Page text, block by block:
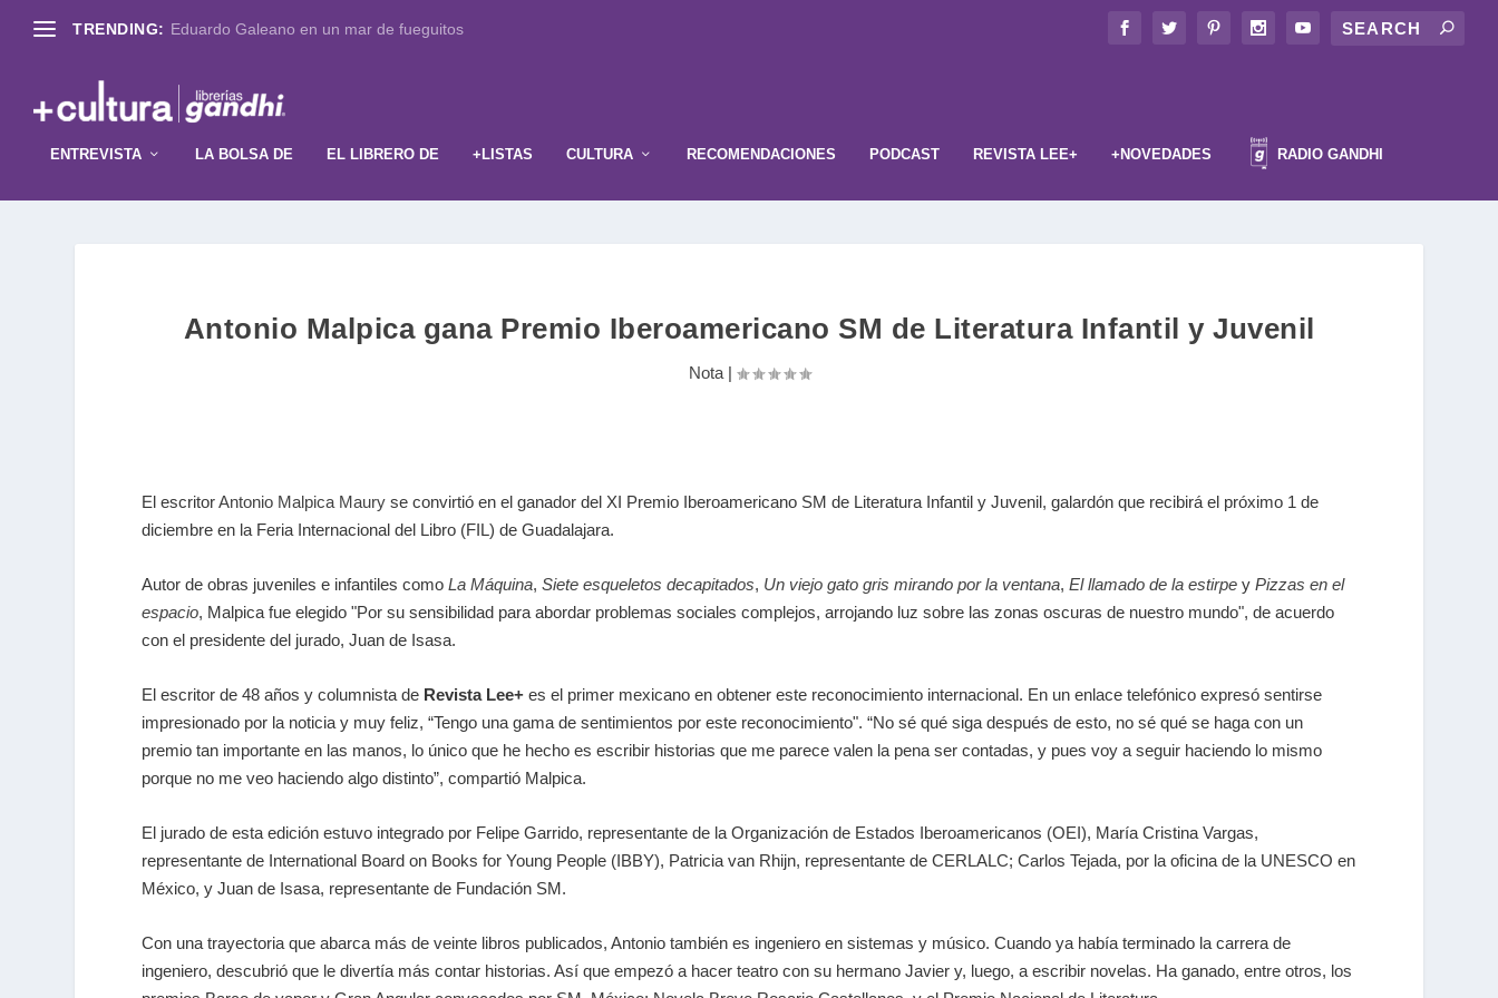
TRENDING: Eduardo Galeano en un mar de fueguitos
ENTREVISTA LA BOLSA DE EL LIBRERO DE +LISTAS CULTURA RECOMENDACIONES PODCAST REVISTA LEE+ +NOVEDADES RADIO GANDHI
Antonio Malpica gana Premio Iberoamericano SM de Literatura Infantil y Juvenil
Nota|
El escritorAntonio Malpica Maury se convirtió en el ganador del XI Premio Iberoamericano SM de Literatura Infantil y Juvenil, galardón que recibirá el próximo 1 de
diciembre en la Feria Internacional del Libro (FIL) de Guadalajara.
Autor de obras juveniles e infantiles comoLa Máquina,Siete esqueletos decapitados, Un viejo gato gris mirando por la ventana,El llamado de la estirpe yPizzas en el
espacio, Malpica fue elegido "Por su sensibilidad para abordar problemas sociales complejos, arrojando luz sobre las zonas oscuras de nuestro mundo", de acuerdo
con el presidente del jurado, Juan de Isasa.
El escritor de 48 años y columnista de Revista Lee+ es el primer mexicano en obtener este reconocimiento internacional. En un enlace telefónico expresó sentirse
impresionado por la noticia y muy feliz, “Tengo una gama de sentimientos por este reconocimiento".“No sé qué siga después de esto, no sé qué se haga con un
premio tan importante en las manos, lo único que he hecho es escribir historias que me parece valen la pena ser contadas, y pues voy a seguir haciendo lo mismo
porque no me veo haciendo algo distinto”, compartió Malpica.
El jurado de esta edición estuvo integrado por Felipe Garrido, representante de la Organización de Estados Iberoamericanos (OEI), María Cristina Vargas,
representante de International Board on Books for Young People (IBBY), Patricia van Rhijn, representante de CERLALC; Carlos Tejada, por la oficina de la UNESCO en
México, y Juan de Isasa, representante de Fundación SM.
Con una trayectoria que abarca más de veinte libros publicados, Antonio también es ingeniero en sistemas y músico. Cuando ya había terminado la carrera de
ingeniero, descubrió que le divertía más contar historias. Así que empezó a hacer teatro con su hermano Javier y, luego, a escribir novelas. Ha ganado, entre otros, los